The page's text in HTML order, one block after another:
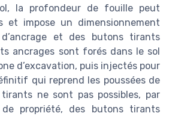
la profondeur de fouille peut
et impose un dimensionnement
et des butons tirants
ancrages sont forés dans le sol
d’excavation, puis injectés pour
qui reprend les poussées de
ne sont pas possibles, par
propriété, des butons tirants